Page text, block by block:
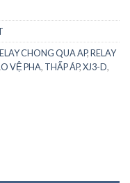
CHONG QUA AP,RELAY
VỆ PHA, THẤP ÁP,XJ3-D,